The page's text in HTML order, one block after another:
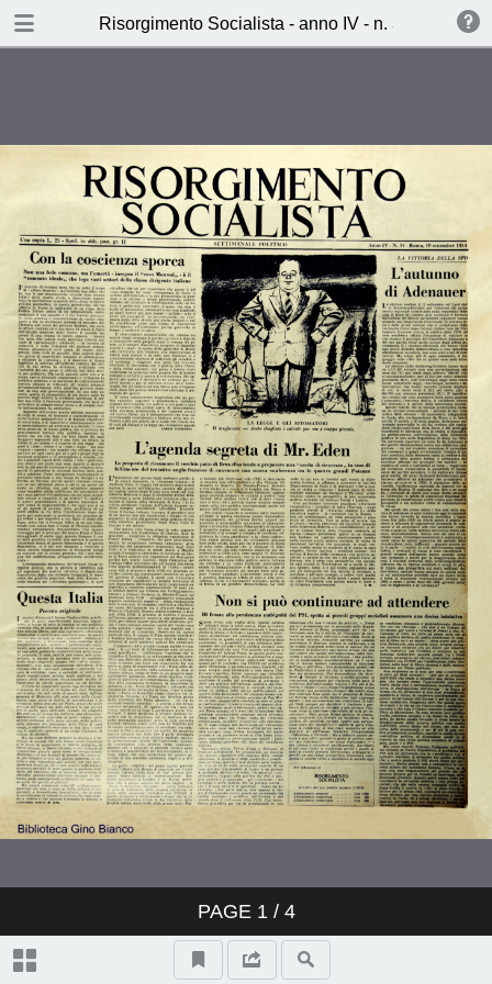
Risorgimento Socialista - anno IV - n. 34 - 19
PAGE 1/ 4
TABLE OF CONTENTS
possono vincere a Scarbrough
(Aldo Sammarco)
Una gabbia d’oro per il cinema
italiano (Marco Leto)
Burro o Cannoni (Lucio Libertini)